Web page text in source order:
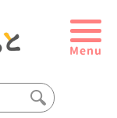
Menu